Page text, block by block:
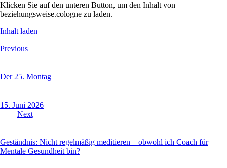
Klicken Sie auf den unteren Button, um den Inhalt von
beziehungsweise.cologne zu laden.
Inhalt laden
Previous
Der 25. Montag
15. Juni 2026
Next
Geständnis: Nicht regelmäßig meditieren – obwohl ich Coach für
Mentale Gesundheit bin?